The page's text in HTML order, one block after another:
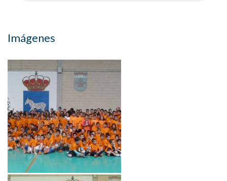
Imágenes